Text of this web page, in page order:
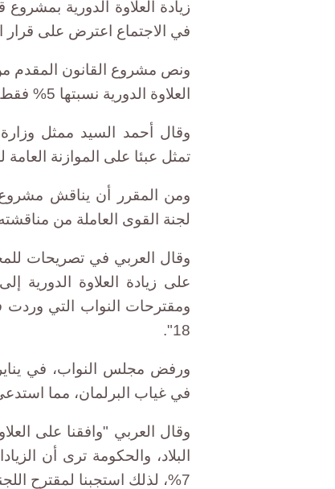
في الاجتماع اعترض على قرار
ونص مشروع القانون المقدم
العلاوة الدورية نسبتها 5% فقط من الأجر الشامل.
وقال أحمد السيد ممثل وزارة
تمثل عبئا على الموازنة العامة
ومن المقرر أن يناقش مشروع
لجنة القوى العاملة من
وقال العربي في تصريحات
ومقترحات النواب التي وردت
18".
ورفض مجلس النواب، في يناير
في غياب البرلمان، مما
وقال العربي "وافقنا على
البلاد، والحكومة ترى أن
7%، لذلك استجبنا لمقترح اللجنة".